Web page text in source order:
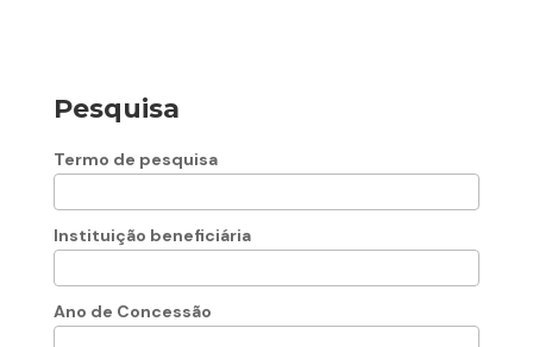
Pesquisa
Termo de pesquisa
Instituição beneficiária
Ano de Concessão